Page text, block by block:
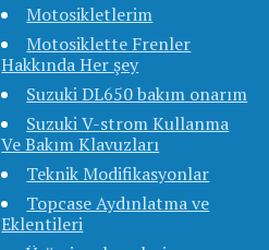
Motosikletlerim
Motosiklette Frenler
Hakkında Her şey
Suzuki DL650 bakım onarım
Suzuki V-strom Kullanma
Ve Bakım Klavuzları
Teknik Modifikasyonlar
Topcase Aydınlatma ve
Eklentileri